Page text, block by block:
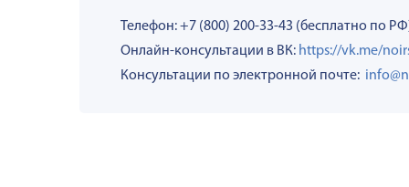
Телефон: +7 (800) 200-33-43 (бесплатно по
Онлайн-консультации в ВК: https://vk.me/
Консультации по электронной почте: